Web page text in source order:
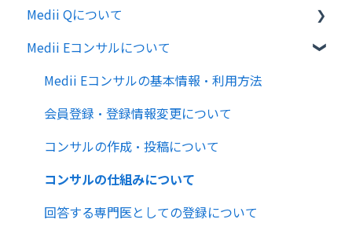
Medii Qについて
Medii Qの基本情報・利用方法
Medii Eコンサルについて
Medii Eコンサルの基本情報・利用方法
会員登録・登録情報変更について
コンサルの作成・投稿について
コンサルの仕組みについて
回答する専門医としての登録について